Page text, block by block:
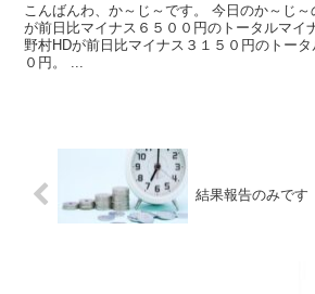
こんばんわ、か～じ～です。 今日のか～じ～
が前日比マイナス６５００円のトータルマイ
野村HDが前日比マイナス３１５０円のトー
０円。 ...
結果報告のみです